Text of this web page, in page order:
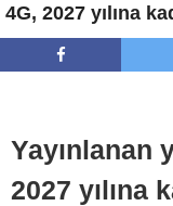
4G, 2027 yılına
Yayınlanan
2027 yılına